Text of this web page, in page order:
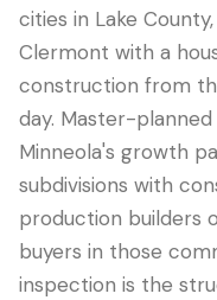
LANGUAGE
English
cities in Lake
Clermont with a
construction from
day. Master-
Minneola's growth
subdivisions with
production builders
buyers in those
inspection is the